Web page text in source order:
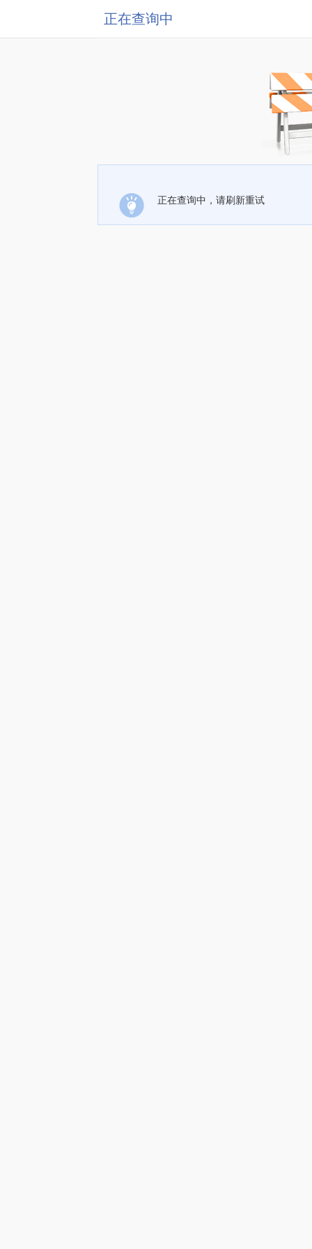
正在查询中
正在查询中，请刷新重试